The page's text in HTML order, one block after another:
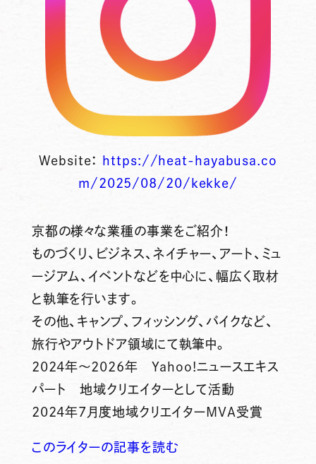
Website：
https://heat-hayabusa.co
m/2025/08/20/kekke/
京都の様々な業種の事業をご紹介！
ものづくり、ビジネス、ネイチャー、アート、ミュ
ージアム、イベントなどを中心に、幅広く取材
と執筆を行います。
その他、キャンプ、フィッシング、バイクなど、
旅行やアウトドア領域にて執筆中。
2024年～2026年 Yahoo!ニュースエキス
パート 地域クリエイターとして活動
2024年7月度地域クリエイターMVA受賞
このライターの記事を読む